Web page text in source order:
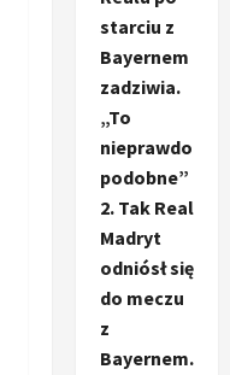
starciu z
Bayernem
zadziwia.
„To
nieprawdo
podobne”
2. Tak Real
Madryt
odniósł się
do meczu
z
Bayernem.